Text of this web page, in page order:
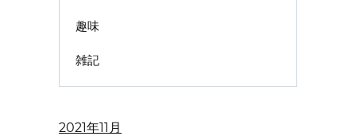
趣味
雑記
2021年11月